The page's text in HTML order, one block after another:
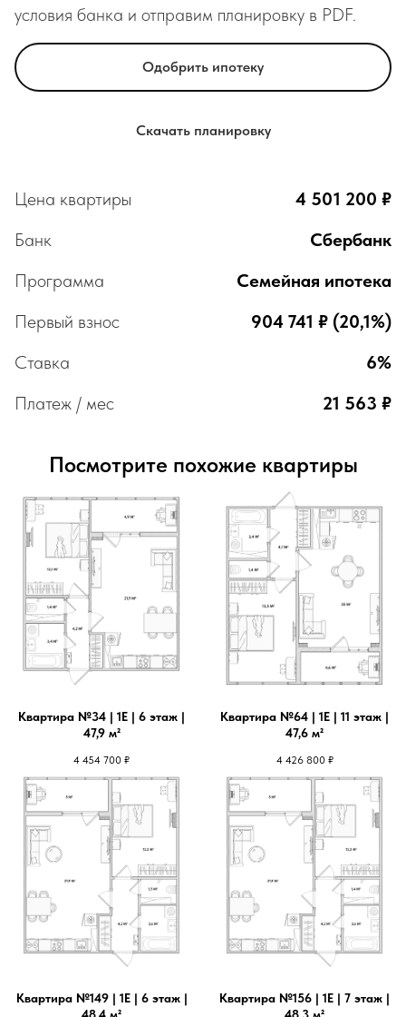
условия банка и отправим планировку в PDF.
Одобрить ипотеку
Скачать планировку
Цена квартиры
4 501 200 ₽
Банк
Сбербанк
Программа
Семейная ипотека
Первый взнос
904 741 ₽ (20,1%)
Ставка
6%
Платеж / мес
21 563 ₽
Посмотрите похожие квартиры
Квартира №34 | 1Е | 6 этаж |
47,9 м²
4 454 700 ₽
Квартира №64 | 1Е | 11 этаж |
47,6 м²
4 426 800 ₽
Квартира №149 | 1Е | 6 этаж |
48,4 м²
Квартира №156 | 1Е | 7 этаж |
48,3 м²